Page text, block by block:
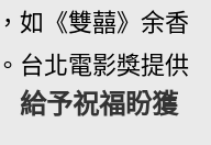
如《雙囍》余香
台北電影獎提供
給予祝福盼獲